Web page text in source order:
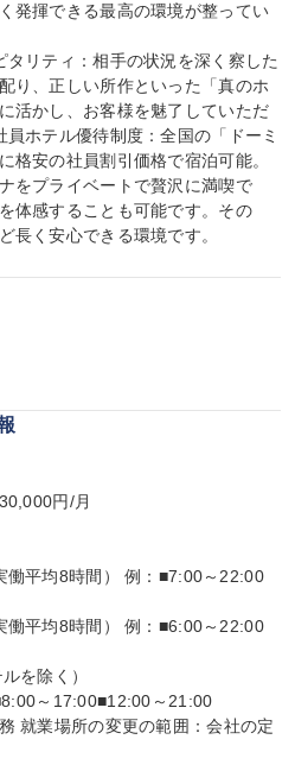
発揮できる最高の環境が整ってい
リティ：相手の状況を深く察した
り、正しい所作といった「真のホ
活かし、お客様を魅了していただ
ホテル優待制度：全国の「ドーミ
格安の社員割引価格で宿泊可能。
をプライベートで贅沢に満喫で
体感することも可能です。その
長く安心できる環境です。
円/月
働平均8時間） 例：■7:00～22:00
働平均8時間） 例：■6:00～22:00
～17:00■12:00～21:00
就業場所の変更の範囲：会社の定